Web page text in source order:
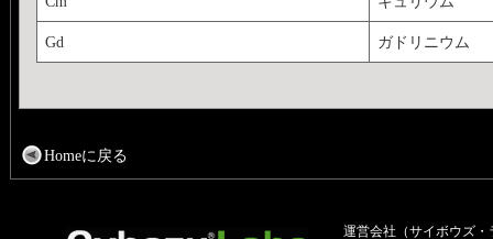
Gd ガドリニウム
Homeに戻る
運営会社（サイボウズ・